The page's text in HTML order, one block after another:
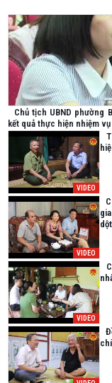
Chủ tịch UBND
kết quả thực hiện nhiệm
VIDEO
VIDEO
VIDEO